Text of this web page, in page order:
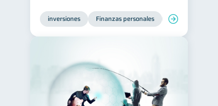
inversiones Finanzas personales Educación